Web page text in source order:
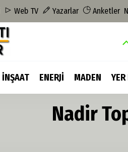
Web TV Yazarlar Anketler
İNŞAAT ENERJİ MADEN
Nadir